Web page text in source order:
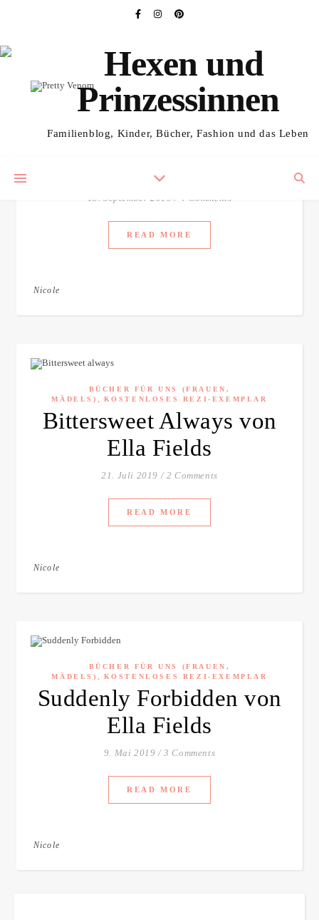
Familienblog, Kinder, Bücher, Fashion und das Leben
BÜCHER FÜR UNS (FRAUEN,
Pretty Venom von Ella
Fields
15. September 2019 / 4 Comments
READ MORE
Nicole
BÜCHER FÜR UNS (FRAUEN,
MÄDELS) , KOSTENLOSES REZI-EXEMPLAR
Bittersweet Always von
Ella Fields
21. Juli 2019 / 2 Comments
READ MORE
Nicole
BÜCHER FÜR UNS (FRAUEN,
MÄDELS) , KOSTENLOSES REZI-EXEMPLAR
Suddenly Forbidden von
Ella Fields
9. Mai 2019 / 3 Comments
READ MORE
Nicole